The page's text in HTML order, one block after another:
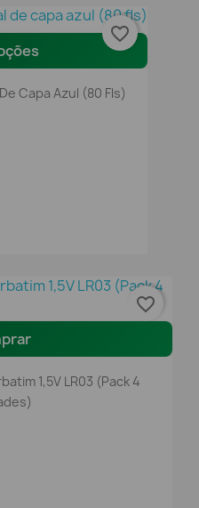
Capa Azul (80 Fls)
favorite_border
1,5V LR03 (Pack 4
favorite_border